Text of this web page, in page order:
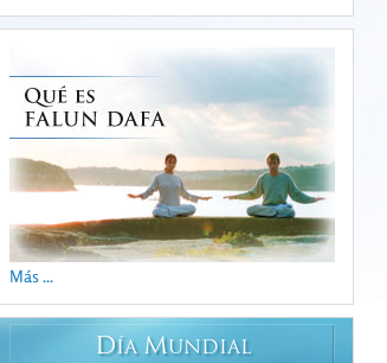
Más ...
DÍA MUNDIAL